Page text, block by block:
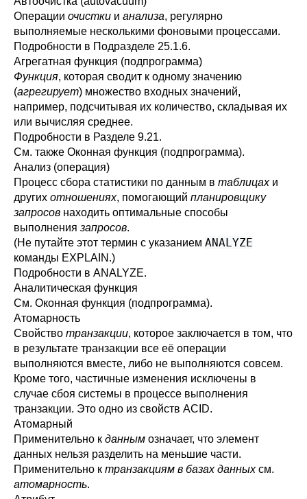
Операции очистки и анализа, регулярно
выполняемые несколькими фоновыми процессами.
Подробности в Подразделе 25.1.6.
Агрегатная функция (подпрограмма)
Функция, которая сводит к одному значению
(агрегирует) множество входных значений,
например, подсчитывая их количество, складывая их
или вычисляя среднее.
Подробности в Разделе 9.21.
См. также Оконная функция (подпрограмма).
Анализ (операция)
Процесс сбора статистики по данным в таблицахи
других отношениях, помогающий планировщику
запросов находить оптимальные способы
выполнения запросов.
(Не путайте этот термин с указанием ANALYZE
команды EXPLAIN .)
Подробности в ANALYZE.
Аналитическая функция
См. Оконная функция (подпрограмма).
Атомарность
Свойство транзакции, которое заключается в том, что
в результате транзакции все её операции
выполняются вместе, либо не выполняются совсем.
Кроме того, частичные изменения исключены в
случае сбоя системы в процессе выполнения
транзакции. Это одно из свойств ACID.
Атомарный
Применительно к данным означает, что элемент
данных нельзя разделить на меньшие части.
Применительно к транзакциям в базах данныхсм.
атомарность.